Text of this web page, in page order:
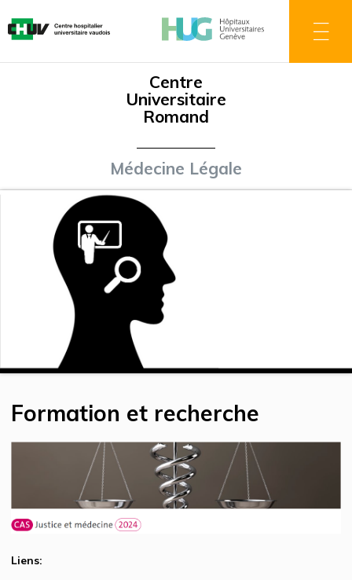
au
contenu
Centre
Universitaire
Romand
Médecine Légale
Formation et recherche
Liens: